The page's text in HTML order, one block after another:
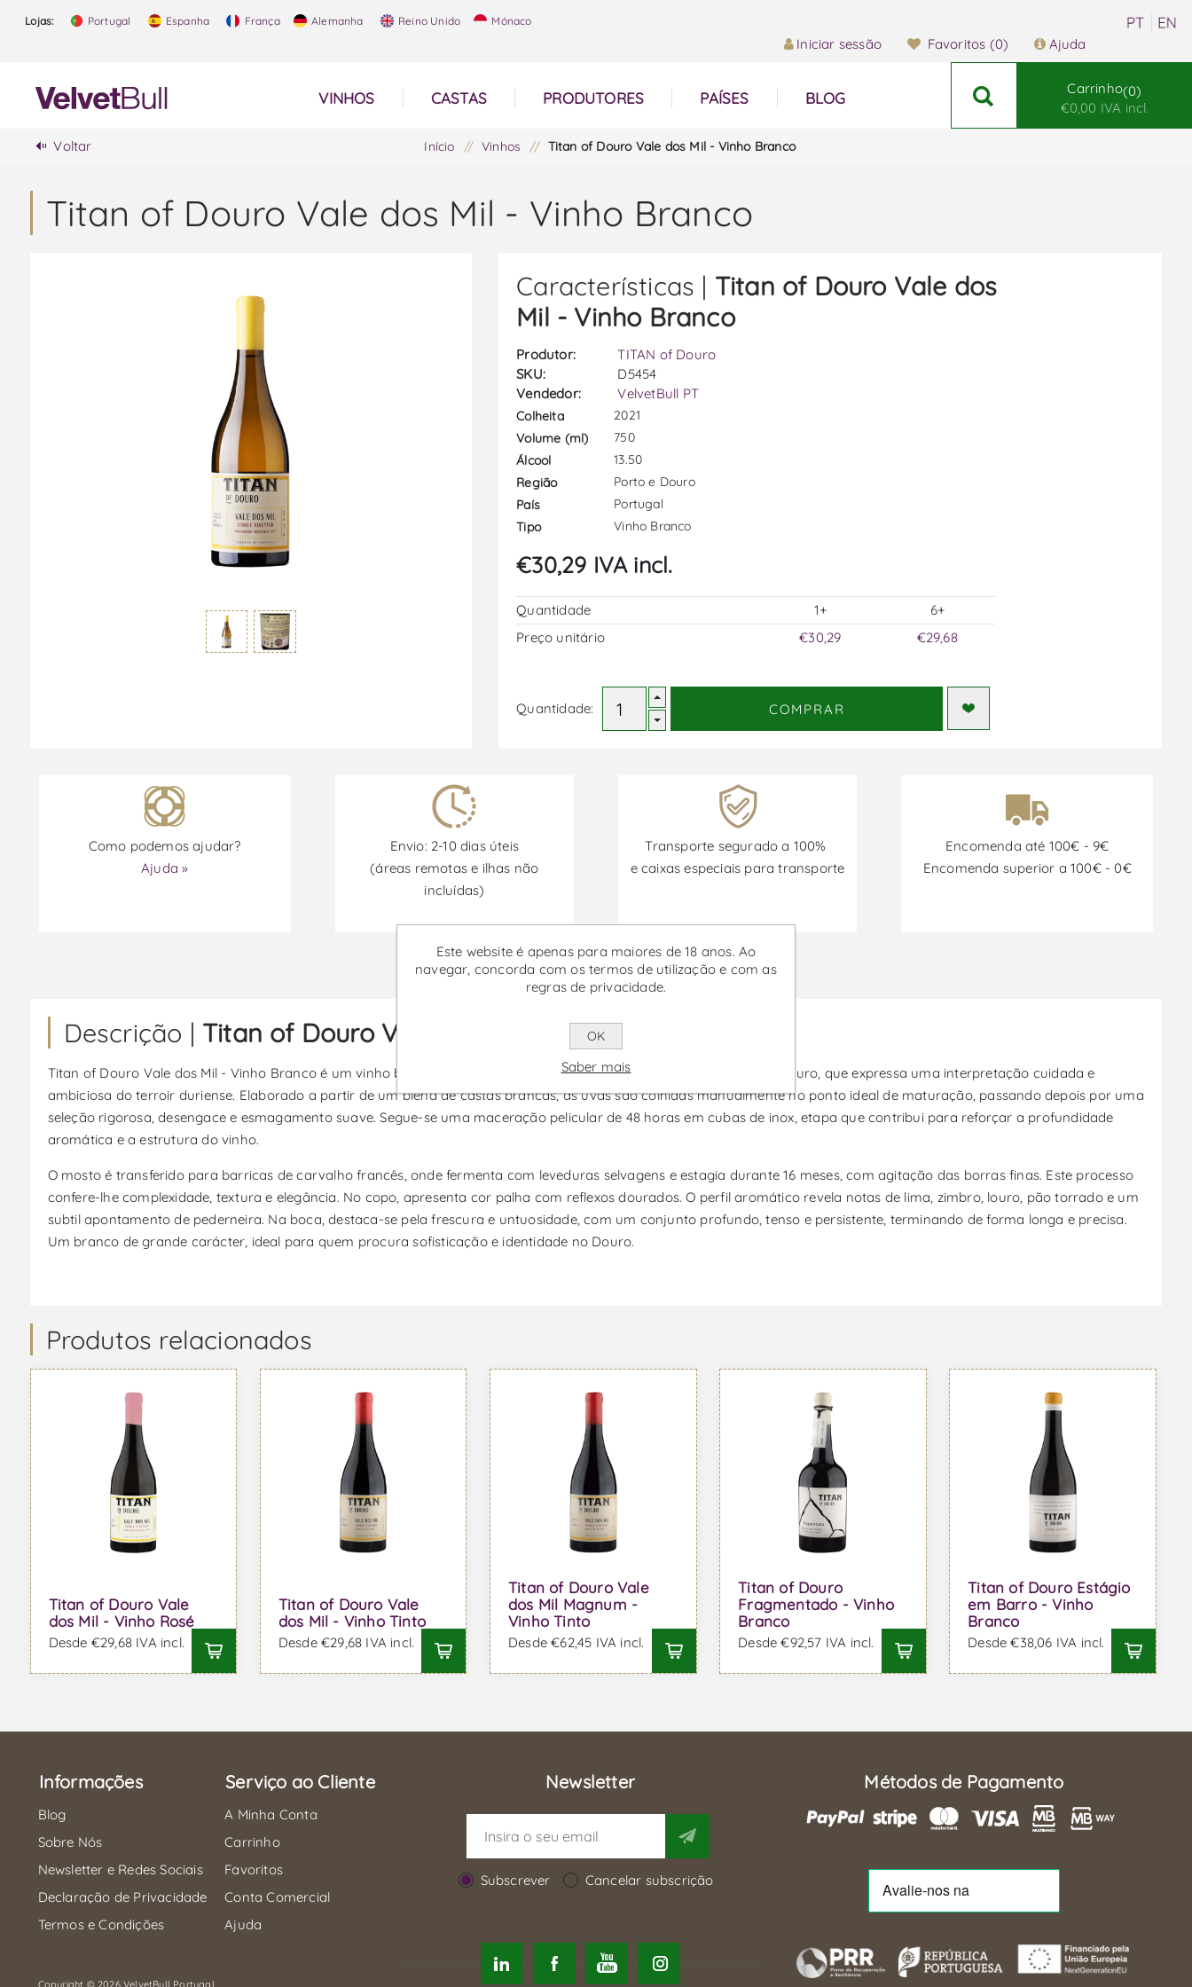
Lojas: Portugal Espanha França Alemanha Reino Unido Mónaco
Iniciar sessão Favoritos (0) Ajuda
VINHOS CASTAS PRODUTORES PAÍSES BLOG
Carrinho 0
€0,00 IVA incl.
Voltar Início / Vinhos / Titan of Douro Vale dos Mil - Vinho Branco
Titan of Douro Vale dos Mil - Vinho Branco
Características | Titan of Douro Vale dos
Mil - Vinho Branco
Produtor:
TITAN of Douro
SKU:
D5454
Vendedor:
VelvetBull PT
Colheita
2021
Volume (ml)
750
Álcool
13.50
Região
Porto e Douro
País
Portugal
Tipo
Vinho Branco
€30,29 IVA incl.
Quantidade 1+
6+
Preço unitário
€30,29 €29,68
Quantidade: COMPRAR
Como podemos ajudar?
Ajuda »
Envio: 2-10 dias úteis
(áreas remotas e ilhas não
incluídas)
Transporte segurado a 100%
e caixas especiais para transporte
Encomenda até 100€ - 9€
Encomenda superior a 100€ - 0€
Promoções disponíveis de 30/06/2026 a 30/09/2026
Descrição | Titan of Douro Vale dos Mil - Vinho Branco
Titan of Douro Vale dos Mil - Vinho Branco é um vinho branco da região de Porto e Douro, produzido pela TITAN of Douro, que expressa uma interpretação cuidada e
ambiciosa do terroir duriense. Elaborado a partir de um blend de castas brancas, as uvas são colhidas manualmente no ponto ideal de maturação, passando depois por uma
seleção rigorosa, desengace e esmagamento suave. Segue-se uma maceração pelicular de 48 horas em cubas de inox, etapa que contribui para reforçar a profundidade
aromática e a estrutura do vinho.
O mosto é transferido para barricas de carvalho francês, onde fermenta com leveduras selvagens e estagia durante 16 meses, com agitação das borras finas. Este processo
confere-lhe complexidade, textura e elegância. No copo, apresenta cor palha com reflexos dourados. O perfil aromático revela notas de lima, zimbro, louro, pão torrado e um
subtil apontamento de pederneira. Na boca, destaca-se pela frescura e untuosidade, com um conjunto profundo, tenso e persistente, terminando de forma longa e precisa.
Um branco de grande carácter, ideal para quem procura sofisticação e identidade no Douro.
Produtos relacionados
Titan of Douro Vale
dos Mil - Vinho Rosé
Desde €29,68 IVA incl.
Titan of Douro Vale
dos Mil - Vinho Tinto
Desde €29,68 IVA incl.
Titan of Douro Vale
dos Mil Magnum -
Vinho Tinto
Desde €62,45 IVA incl.
Titan of Douro
Fragmentado - Vinho
Branco
Desde €92,57 IVA incl.
Titan of Douro Estágio
em Barro - Vinho
Branco
Desde €38,06 IVA incl.
Informações
Blog
Sobre Nós
Newsletter e Redes Sociais
Declaração de Privacidade
Termos e Condições
Serviço ao Cliente
A Minha Conta
Carrinho
Favoritos
Conta Comercial
Ajuda
Newsletter
Subscrever Cancelar subscrição
Métodos de Pagamento
Este website é apenas para maiores de 18 anos. Ao
navegar, concorda com os termos de utilização e com as
regras de privacidade.
OK
Saber mais